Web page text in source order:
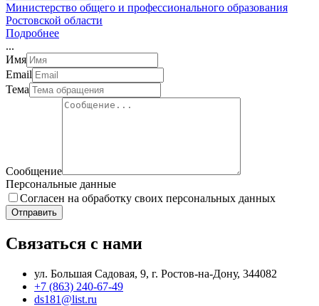
Министерство общего и профессионального образования
Ростовской области
Подробнее
...
Имя
Email
Тема
Сообщение
Персональные данные
Согласен на обработку своих персональных данных
Отправить
Связаться с нами
ул. Большая Садовая, 9, г. Ростов-на-Дону, 344082
+7 (863) 240-67-49
ds181@list.ru